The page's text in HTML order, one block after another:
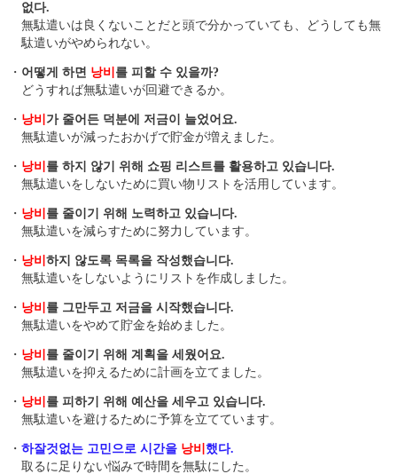
없다.
無駄遣いは良くないことだと頭で分かっていても、どうしても無
駄遣いがやめられない。
・ 어떻게 하면 낭비 를 피할 수 있을까?
どうすれば無駄遣いが回避できるか。
・ 낭비 가 줄어든 덕분에 저금이 늘었어요.
無駄遣いが減ったおかげで貯金が増えました。
・ 낭비 를 하지 않기 위해 쇼핑 리스트를 활용하고 있습니다.
無駄遣いをしないために買い物リストを活用しています。
・ 낭비 를 줄이기 위해 노력하고 있습니다.
無駄遣いを減らすために努力しています。
・ 낭비 하지 않도록 목록을 작성했습니다.
無駄遣いをしないようにリストを作成しました。
・ 낭비 를 그만두고 저금을 시작했습니다.
無駄遣いをやめて貯金を始めました。
・ 낭비 를 줄이기 위해 계획을 세웠어요.
無駄遣いを抑えるために計画を立てました。
・ 낭비 를 피하기 위해 예산을 세우고 있습니다.
無駄遣いを避けるために予算を立てています。
・ 하잘것없는 고민으로 시간을 낭비 했다.
取るに足りない悩みで時間を無駄にした。